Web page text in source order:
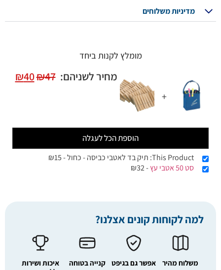
מדיניות משלוחים
מומלץ לקנות ביחד
מחיר לשניהם: ₪47
₪40
הוספת הכל לעגלה
This Product: תיק בד לאטבי כביסה - כחול -
₪15
סט 50 אטבי עץ
-
₪32
למה לקוחות קונים אצלנו?
משלוח מהיר
אפשר גם בגיפט
קנייה בטוחה
איכות ושירות